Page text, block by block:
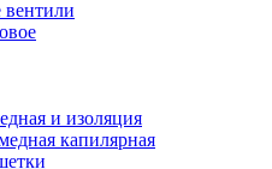
и изоляция
капилярная